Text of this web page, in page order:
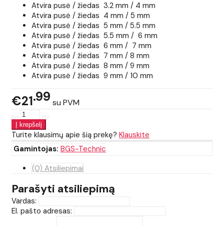
Atvira pusė / žiedas 3.2 mm / 4 mm
Atvira pusė / žiedas 4 mm / 5 mm
Atvira pusė / žiedas 5 mm / 5.5 mm
Atvira pusė / žiedas 5.5 mm / 6 mm
Atvira pusė / žiedas 6 mm / 7 mm
Atvira pusė / žiedas 7 mm / 8 mm
Atvira pusė / žiedas 8 mm / 9 mm
Atvira pusė / žiedas 9 mm / 10 mm
€21 99 su PVM
Turite klausimų apie šią prekę? Klauskite
Gamintojas: BGS-Technic
(0) Atsiliepimai
Parašyti atsiliepimą
Vardas:
El. pašto adresas: